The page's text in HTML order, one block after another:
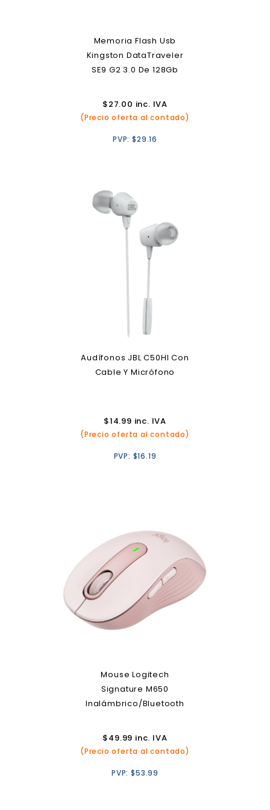
Memoria Flash Usb
Kingston DataTraveler
SE9 G2 3.0 De 128Gb
$27.00 inc. IVA
(Precio oferta al contado)
PVP:$29.16
Audífonos JBL C50HI Con
Cable Y Micrófono
$14.99 inc. IVA
(Precio oferta al contado)
PVP: $16.19
Mouse Logitech
Signature M650
Inalámbrico/Bluetooth
$49.99 inc. IVA
(Precio oferta al contado)
PVP:$53.99